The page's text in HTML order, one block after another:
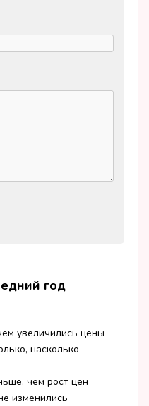
год
увеличились цены
насколько
чем рост цен
изменились